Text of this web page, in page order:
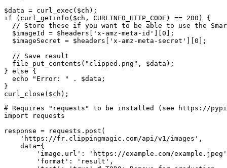
$data = curl_exec($ch);
if (curl_getinfo($ch, CURLINFO_HTTP_CODE) == 200) {
// Store these if you want to be able to use the
  $imageId = $headers['x-amz-meta-id'][0];
  $imageSecret = $headers['x-amz-meta-secret'][0];
  // Save result
  file_put_contents("clipped.png", $data);
} else {
  echo "Error: " . $data;
}
curl_close($ch);
# Requires "requests" to be installed (see https://
import requests
response = requests.post(
    'https://fr.clippingmagic.com/api/v1/images',
    data={
'image.url': 'https://example.com/
        'format': 'result',